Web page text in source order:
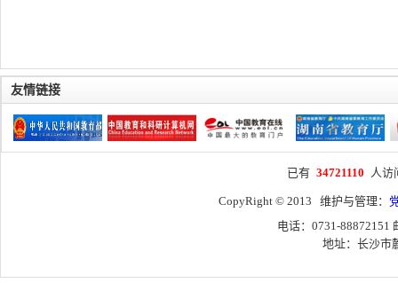
友情链接
已有 34721110 人
CopyRight © 2013 维护与管理：
电话：0731-88872151
地址：长沙市